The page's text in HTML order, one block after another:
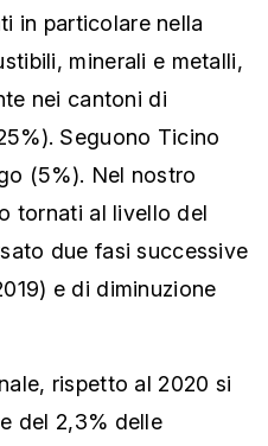
in particolare nella
minerali e metalli,
nei cantoni di
Seguono Ticino
(5%). Nel nostro
tornati al livello del
due fasi successive
e di diminuzione
rispetto al 2020 si
del 2,3% delle